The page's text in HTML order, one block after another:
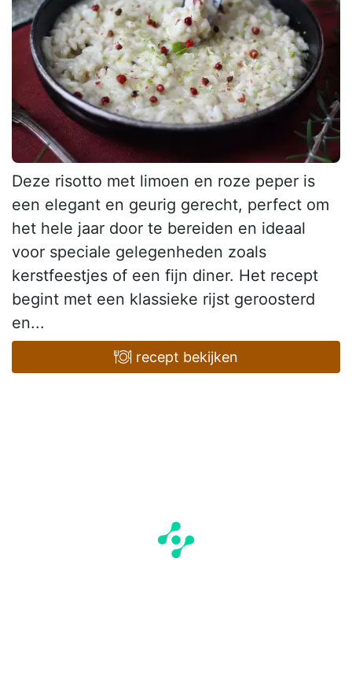
Deze risotto met limoen en roze peper is
een elegant en geurig gerecht, perfect om
het hele jaar door te bereiden en ideaal
voor speciale gelegenheden zoals
kerstfeestjes of een fijn diner. Het recept
begint met een klassieke rijst geroosterd
en...
recept bekijken